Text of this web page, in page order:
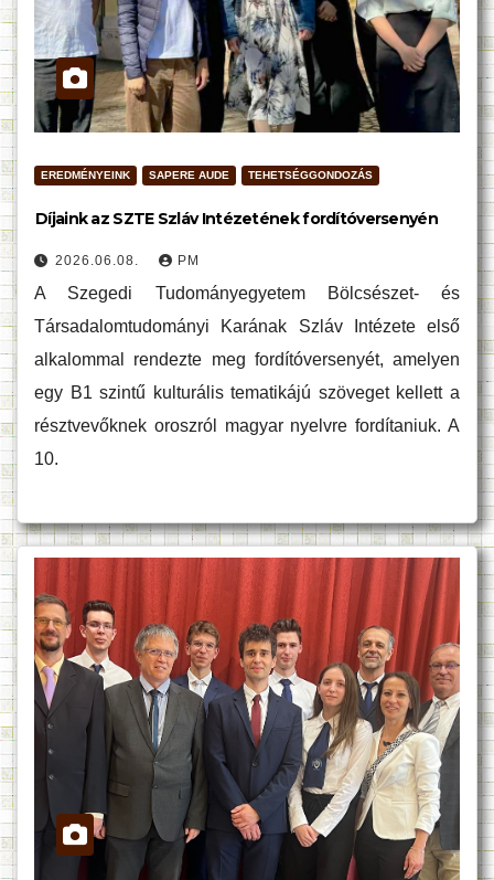
EREDMÉNYEINK SAPERE AUDE TEHETSÉGGONDOZÁS
Díjaink az SZTE Szláv Intézetének fordítóversenyén
2026.06.08. PM
A Szegedi Tudományegyetem Bölcsészet- és
Társadalomtudományi Karának Szláv Intézete első
alkalommal rendezte meg fordítóversenyét, amelyen
egy B1 szintű kulturális tematikájú szöveget kellett a
résztvevőknek oroszról magyar nyelvre fordítaniuk. A
10.